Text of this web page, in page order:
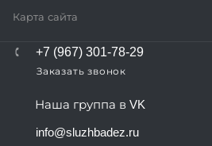
Карта сайта
+7 (967) 301-78-29
Заказать звонок
Наша группа в VK
info@sluzhbadez.ru